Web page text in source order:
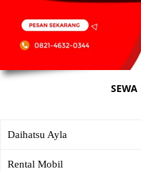
Daihatsu Ayla
Rental Mobil